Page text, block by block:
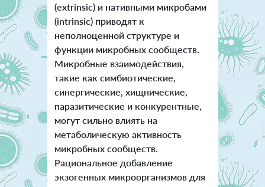
(extrinsic) и нативными микробами
(intrinsic) приводят к
неполноценной структуре и
функции микробных сообществ.
Микробные взаимодействия,
такие как симбиотические,
синергические, хищнические,
паразитические и конкурентные,
могут сильно влиять на
метаболическую активность
микробных сообществ.
Рациональное добавление
экзогенных микроорганизмов для